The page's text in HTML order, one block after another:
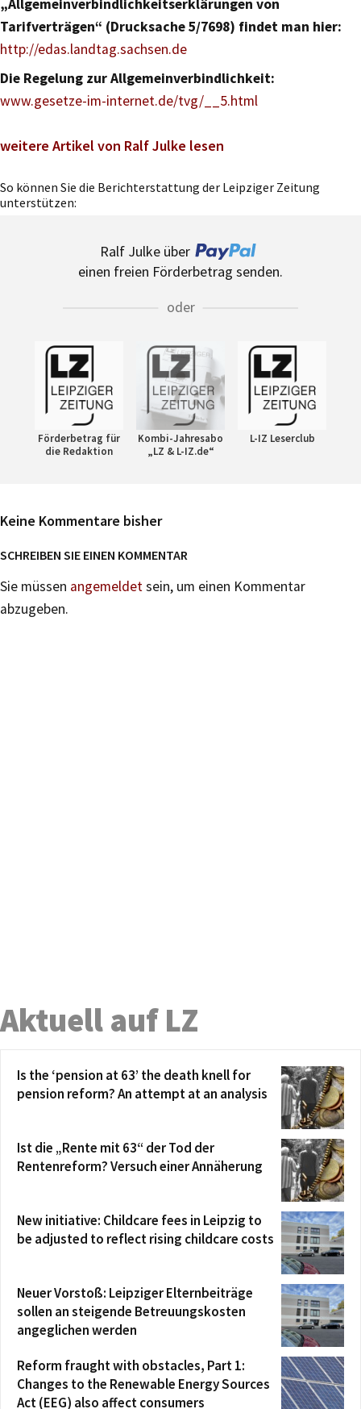
„Allgemeinverbindlichkeitserklärungen von
Tarifverträgen“ (Drucksache 5/7698) findet man hier:
http://edas.landtag.sachsen.de
Die Regelung zur Allgemeinverbindlichkeit:
www.gesetze-im-internet.de/tvg/__5.html
weitere Artikel von Ralf Julke lesen
So können Sie die Berichterstattung der Leipziger Zeitung
unterstützen:
Ralf Julke über
einen freien Förderbetrag senden.
oder
Förderbetrag für
die Redaktion
Kombi-Jahresabo
„LZ & L-IZ.de“
L-IZ Leserclub
Keine Kommentare bisher
SCHREIBEN SIE EINEN KOMMENTAR
Sie müssen angemeldetsein, um einen Kommentar
abzugeben.
Aktuell auf LZ
Is the ‘pension at 63’ the death knell for
pension reform? An attempt at an analysis
Ist die „Rente mit 63“ der Tod der
Rentenreform? Versuch einer Annäherung
New initiative: Childcare fees in Leipzig to
be adjusted to reflect rising childcare costs
Neuer Vorstoß: Leipziger Elternbeiträge
sollen an steigende Betreuungskosten
angeglichen werden
Reform fraught with obstacles, Part 1:
Changes to the Renewable Energy Sources
Act (EEG) also affect consumers